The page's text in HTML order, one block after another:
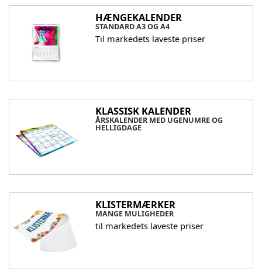
HÆNGEKALENDER
STANDARD A3 OG A4
Til markedets laveste priser
KLASSISK KALENDER
ÅRSKALENDER MED UGENUMRE OG
HELLIGDAGE
KLISTERMÆRKER
MANGE MULIGHEDER
til markedets laveste priser